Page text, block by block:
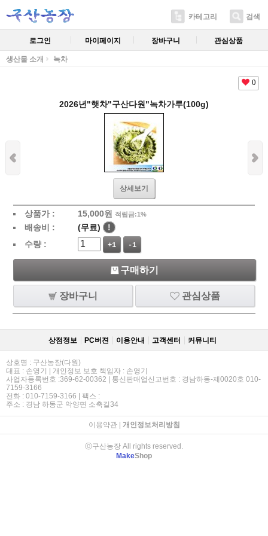
카테고리 검색
로그인 마이페이지 장바구니 관심상품
생산물 소개 녹차
0
2026년"햇차"구산다원"녹차가루(100g)
상세보기
상품가 : 15,000원 적립금:1%
배송비 : (무료)
!
수량 :
+1 -1
구매하기
장바구니 관심상품
상점정보 PC버젼 이용안내 고객센터 커뮤니티
상호명 : 구산농장(다원)
대표 : 손영기 | 개인정보 보호 책임자 : 손영기
사업자등록번호 :369-62-00362 | 통신판매업신고번호 : 경남하동-제0020호 010-
7159-3166
전화 : 010-7159-3166 | 팩스 :
주소 : 경남 하동군 악양면 소축길34
이용약관| 개인정보처리방침
ⓒ구산농장 All rights reserved.
MakeShop